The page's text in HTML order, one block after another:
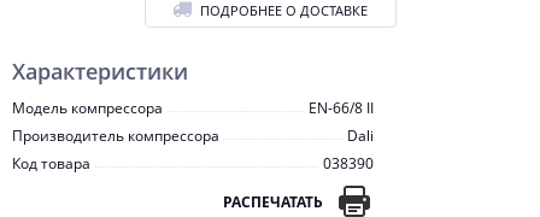
Характеристики
Модель компрессора
EN-66/8 II
Производитель компрессора
Dali
Код товара
038390
РАСПЕЧАТАТЬ
ПОДРОБНЕЕ О ДОСТАВКЕ